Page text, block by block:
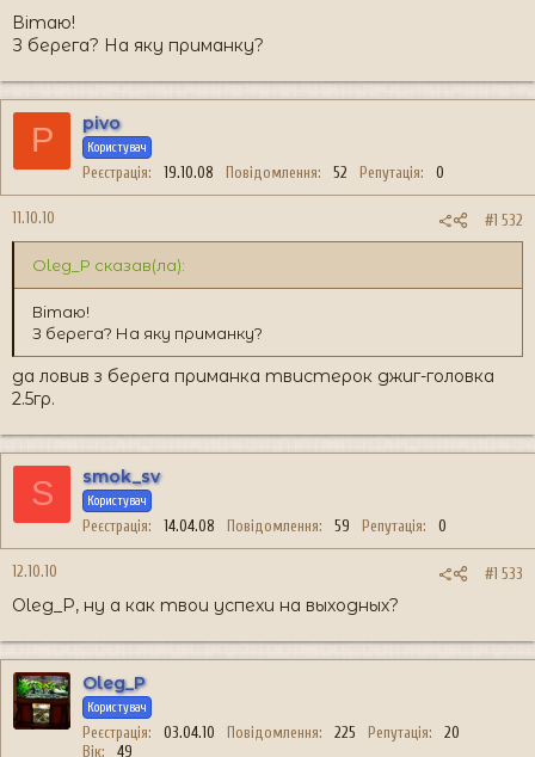
Вітаю!
З берега? На яку приманку?
P pivo
Користувач
Реєстрація 19.10.08 Повідомлення 52 Репутація 0
11.10.10 #1 532
Oleg_P сказав(ла):
Вітаю!
З берега? На яку приманку?
да ловив з берега приманка твистерок джиг-головка
2.5гр.
S smok_sv
Користувач
Реєстрація 14.04.08 Повідомлення 59 Репутація 0
12.10.10 #1 533
Oleg_P, ну а как твои успехи на выходных?
Oleg_P
Користувач
Реєстрація 03.04.10 Повідомлення 225 Репутація
20
Вік
49